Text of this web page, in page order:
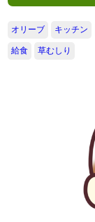
オリーブ キッチン
給食 草むしり